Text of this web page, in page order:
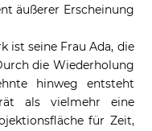
äußerer Erscheinung
ist seine Frau Ada, die
die Wiederholung
hinweg entsteht
als vielmehr eine
für Zeit,